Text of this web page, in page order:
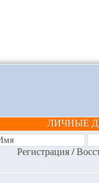
ЛИЧНЫЕ
Регистрация/